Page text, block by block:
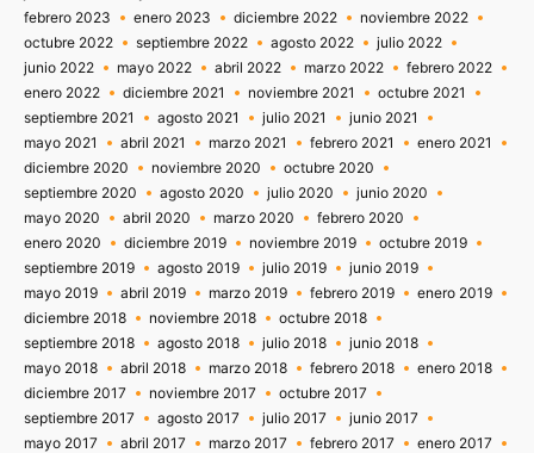
febrero 2023
enero 2023 diciembre 2022
noviembre 2022
octubre 2022
septiembre 2022 agosto 2022
julio 2022
junio 2022
mayo 2022 abril 2022 marzo 2022
febrero 2022
enero 2022
diciembre 2021 noviembre 2021
octubre 2021
septiembre 2021
agosto 2021 julio 2021
junio 2021
mayo 2021
abril 2021 marzo 2021 febrero 2021
enero 2021
diciembre 2020
noviembre 2020
octubre 2020
septiembre 2020
agosto 2020 julio 2020
junio 2020
mayo 2020
abril 2020 marzo 2020
febrero 2020
enero 2020
diciembre 2019 noviembre 2019
octubre 2019
septiembre 2019
agosto 2019 julio 2019
junio 2019
mayo 2019
abril 2019 marzo 2019 febrero 2019
enero 2019
diciembre 2018
noviembre 2018
octubre 2018
septiembre 2018
agosto 2018 julio 2018
junio 2018
mayo 2018
abril 2018 marzo 2018 febrero 2018
enero 2018
diciembre 2017
noviembre 2017
octubre 2017
septiembre 2017
agosto 2017 julio 2017
junio 2017
mayo 2017
abril 2017 marzo 2017 febrero 2017 enero 2017